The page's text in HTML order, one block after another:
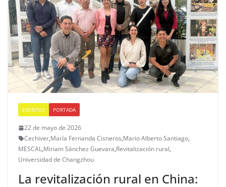
EVENTOS PORTADA
22 de mayo de 2026
Cechiver,María Fernanda Cisneros,Mario Alberto Santiago,
MESCAL,Miriam Sánchez Guevara,Revitalización rural,
Universidad de Changzhou
La revitalización rural en China: